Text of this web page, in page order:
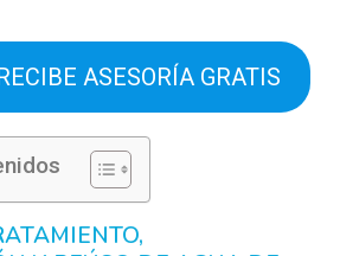
ASESORÍA GRATIS